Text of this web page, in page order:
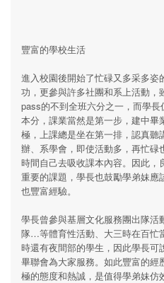
豐富的學校生活
進入校園後開始了忙碌又多采多姿
功，更參與許多社團和系上活動，
pass的不到全班六分之一，而學
本分，課業當然是第一步，建中
極，上課總是坐在第一排，認真聽
辦、系學會，即使活動多，再忙碌
時間自己去吸收課本內容。因此，
重要的課題，學長也鼓勵學弟妹
也豐富經驗。
學長曾參與基層文化服務團出隊
隊…等體育性活動、大三時在百忙
時還有夜間部的學生，因此學長
畢聯會為大家服務。如此豐富的
極的態度和熱誠，是值得學弟妹仿